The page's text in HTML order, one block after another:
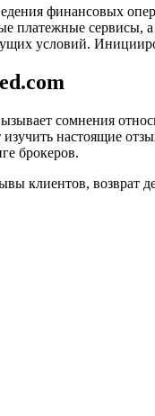
финансовых
платежные сервисы,
условий.
сомнения
настоящие
брокеров.